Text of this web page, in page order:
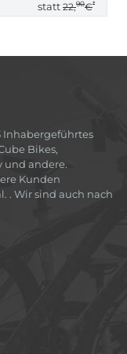
statt 22,90€*
Inhabergeführtes
Bikes,
und andere.
Kunden
. Wir sind auch nach